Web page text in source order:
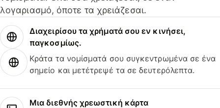
λογαριασμό, όποτε τα χρειάζεσαι.
Διαχειρίσου τα χρήματά σου εν κινήσει,
παγκοσμίως.
Κράτα τα νομίσματά σου συγκεντρωμένα σε ένα
σημείο και μετέτρεψέ τα σε δευτερόλεπτα.
Μια διεθνής χρεωστική κάρτα